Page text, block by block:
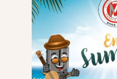
doppio effetto